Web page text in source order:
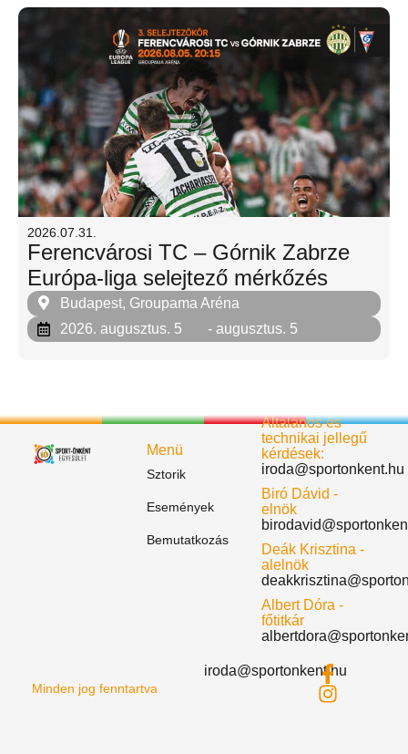
2026.07.31.
Ferencvárosi TC – Górnik Zabrze
Európa-liga selejtező mérkőzés
Budapest, Groupama Aréna
2026. augusztus. 5
- augusztus. 5
Menü
Sztorik
Események
Bemutatkozás
Általános és
technikai jellegű
kérdések:
iroda@sportonkent.hu
Biró Dávid -
elnök
Deák Krisztina -
alelnök
Albert Dóra -
főtitkár
Minden jog fenntartva
iroda@sportonkent.hu